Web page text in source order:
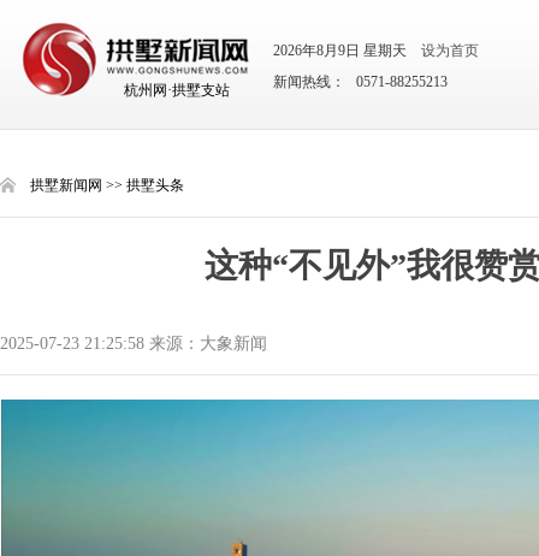
杭州网·拱墅支站
2026年8月9日 星期天
设为首页
新闻热线： 0571-88255213
拱墅新闻网 >> 拱墅头条
这种“不见外”我很赞
2025-07-23 21:25:58 来源：大象新闻